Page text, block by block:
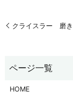
クライスラー 磨き
HOME